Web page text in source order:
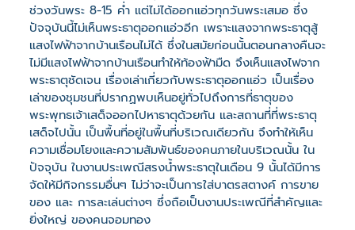
ช่วงวันพระ 8-15 ค่ำ แต่ไม่ได้ออกแอ่วทุกวันพระเสมอ ซึ่ง
ปัจจุบันนี้ไม่เห็นพระธาตุออกแอ่วอีก เพราะแสงจากพระธาตุสู้
แสงไฟฟ้าจากบ้านเรือนไม่ได้ ซึ่งในสมัยก่อนนั้นตอนกลางคืนจะ
ไม่มีแสงไฟฟ้าจากบ้านเรือนทำให้ท้องฟ้ามืด จึงเห็นแสงไฟจาก
พระธาตุชัดเจน เรื่องเล่าเกี่ยวกับพระธาตุออกแอ่ว เป็นเรื่อง
เล่าของชุมชนที่ปรากฏพบเห็นอยู่ทั่วไปถึงการที่ธาตุของ
พระพุทธเจ้าเสด็จออกไปหาธาตุด้วยกัน และสถานที่ที่พระธาตุ
เสด็จไปนั้น เป็นพื้นที่อยู่ในพื้นที่บริเวณเดียวกัน จึงทำให้เห็น
ความเชื่อมโยงและความสัมพันธ์ของคนภายในบริเวณนั้น ใน
ปัจจุบัน ในงานประเพณีสรงน้ำพระธาตุในเดือน 9 นั้นได้มีการ
จัดให้มีกิจกรรมอื่นๆ ไม่ว่าจะเป็นการใส่บาตรสตางค์ การขาย
ของ และ การละเล่นต่างๆ ซึ่งถือเป็นงานประเพณีที่สำคัญและ
ยิ่งใหญ่ ของคนจอมทอง